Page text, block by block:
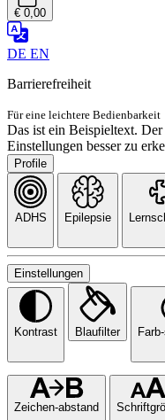
€ 0,00
DE EN
Barrierefreiheit
Für eine leichtere Bedienbarkeit
Das ist ein Beispieltext.
Einstellungen besser zu
Profile
ADHS Epilepsie
Einstellungen
Kontrast Blaufilter
Zeichen-abstand